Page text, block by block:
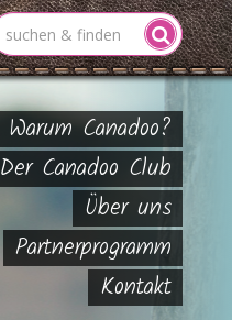
Warum Canadoo?
Der Canadoo Club
Über uns
Partnerprogramm
Kontakt